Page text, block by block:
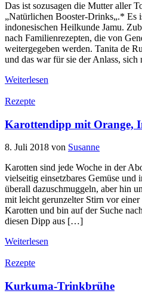
Das ist sozusagen die Mutter aller
„Natürlichen Booster-Drinks„.* Es
indonesischen Heilkunde Jamu.
nach Familienrezepten, die von
weitergegeben werden. Tanita de
und das war für sie der Anlass,
Weiterlesen
Rezepte
Karottendipp mit Orange,
8. Juli 2018 von Susanne
Karotten sind jede Woche in der
vielseitig einsetzbares Gemüse und
überall dazuschmuggeln, aber hin
mit leicht gerunzelter Stirn vor
Karotten und bin auf der Suche
diesen Dipp aus […]
Weiterlesen
Rezepte
Kurkuma-Trinkbrühe